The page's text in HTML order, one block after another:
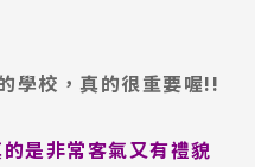
學校，真的很重要喔!!
是非常客氣又有禮貌